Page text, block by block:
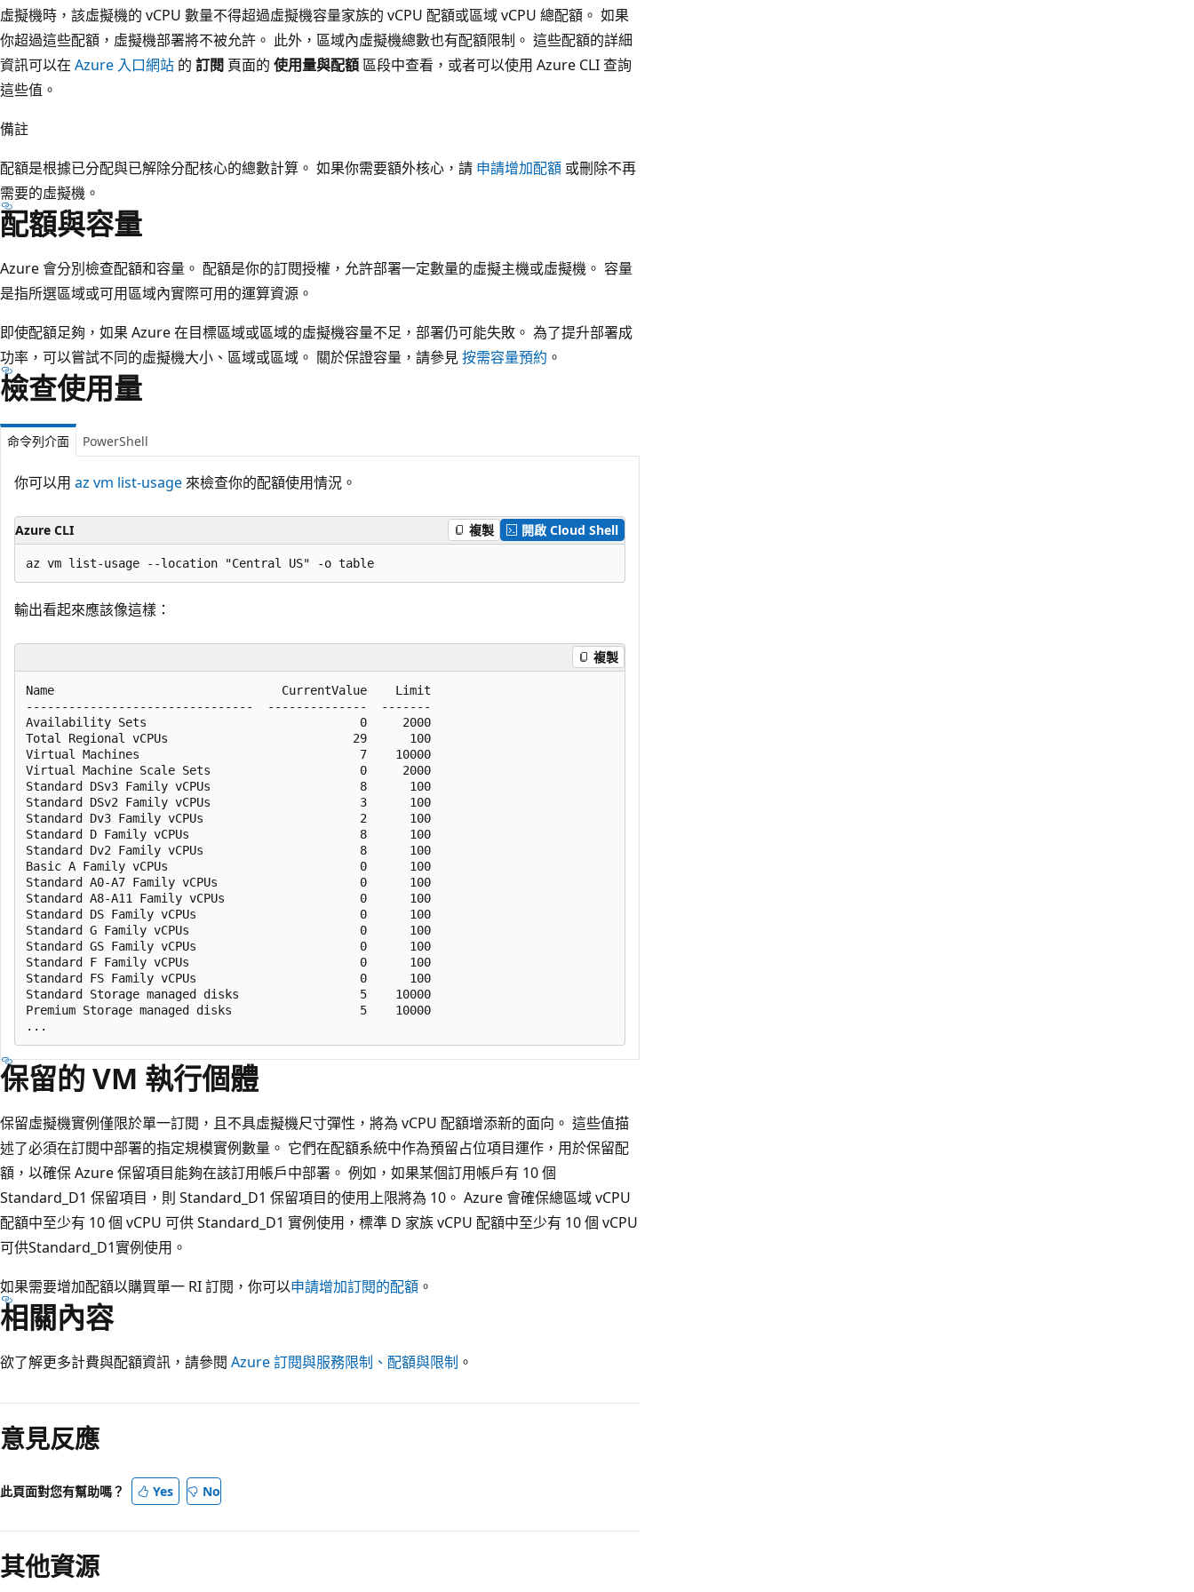
虛擬機時，該虛擬機的 vCPU 數量不得超過虛擬機容量家族的 vCPU 配額或區域 vCPU 總配額。 如果
你超過這些配額，虛擬機部署將不被允許。 此外，區域內虛擬機總數也有配額限制。 這些配額的詳細
資訊可以在 Azure 入口網站 的 訂閱 頁面的 使用量與配額 區段中查看，或者可以使用 Azure CLI 查詢
這些值。
備註
配額是根據已分配與已解除分配核心的總數計算。 如果你需要額外核心，請 申請增加配額 或刪除不再
需要的虛擬機。
配額與容量
Azure 會分別檢查配額和容量。 配額是你的訂閱授權，允許部署一定數量的虛擬主機或虛擬機。 容量
是指所選區域或可用區域內實際可用的運算資源。
即使配額足夠，如果 Azure 在目標區域或區域的虛擬機容量不足，部署仍可能失敗。 為了提升部署成
功率，可以嘗試不同的虛擬機大小、區域或區域。 關於保證容量，請參見按需容量預約 。
檢查使用量
命令列介面 PowerShell
你可以用 az vm list-usage 來檢查你的配額使用情況。
Azure CLI 複製 開啟 Cloud Shell
輸出看起來應該像這樣：
複製
Name                                CurrentValue    Limit
--------------------------------  --------------  -------
Availability Sets                              0     2000
Total Regional vCPUs                          29      100
Virtual Machines                               7    10000
Virtual Machine Scale Sets                     0     2000
Standard DSv3 Family vCPUs                     8      100
Standard DSv2 Family vCPUs                     3      100
Standard Dv3 Family vCPUs                      2      100
Standard D Family vCPUs                        8      100
Standard Dv2 Family vCPUs                      8      100
Basic A Family vCPUs                           0      100
Standard A0-A7 Family vCPUs                    0      100
Standard A8-A11 Family vCPUs                   0      100
Standard DS Family vCPUs                       0      100
Standard G Family vCPUs                        0      100
Standard GS Family vCPUs                       0      100
Standard F Family vCPUs                        0      100
Standard FS Family vCPUs                       0      100
Standard Storage managed disks                 5    10000
Premium Storage managed disks                  5    10000
保留的 VM 執行個體
保留虛擬機實例僅限於單一訂閱，且不具虛擬機尺寸彈性，將為 vCPU 配額增添新的面向。 這些值描
述了必須在訂閱中部署的指定規模實例數量。 它們在配額系統中作為預留占位項目運作，用於保留配
額，以確保 Azure 保留項目能夠在該訂用帳戶中部署。 例如，如果某個訂用帳戶有 10 個
Standard_D1 保留項目，則 Standard_D1 保留項目的使用上限將為 10。 Azure 會確保總區域 vCPU
配額中至少有 10 個 vCPU 可供 Standard_D1 實例使用，標準 D 家族 vCPU 配額中至少有 10 個 vCPU
可供Standard_D1實例使用。
如果需要增加配額以購買單一 RI 訂閱，你可以申請增加訂閱的配額 。
相關內容
欲了解更多計費與配額資訊，請參閱 Azure 訂閱與服務限制、配額與限制 。
意見反應
此頁面對您有幫助嗎？ Yes No
其他資源